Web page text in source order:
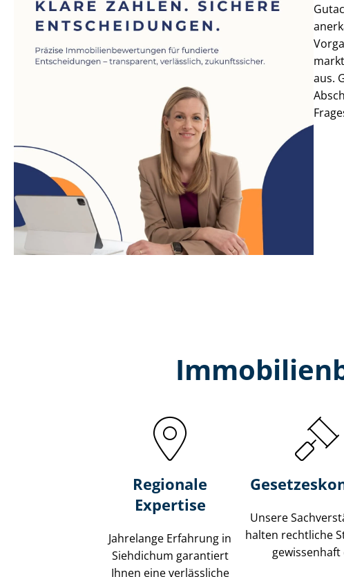
aus.
Regionale
Expertise
Jahrelange Erfahrung in
Siehdichum garantiert
Ihnen eine verlässliche
Unsere
halten rechtliche
gewissenhaft